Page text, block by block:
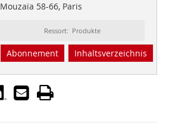
Mouzaïa 58-66, Paris
Ressort: Produkte
Abonnement Inhaltsverzeichnis